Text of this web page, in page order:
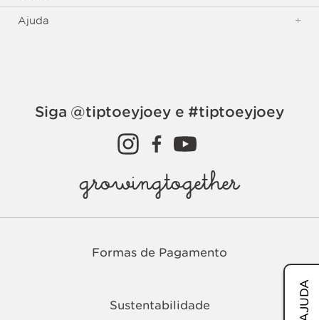
AJUDA
Ajuda +
Siga @tiptoeyjoey e #tiptoeyjoey
growingtogether
Formas de Pagamento
Sustentabilidade